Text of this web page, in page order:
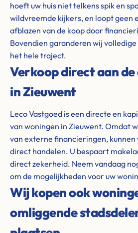
hoeft uw huis niet telkens spik en
wildvreemde kijkers, en loopt geen
afblazen van de koop door
Bovendien garanderen wij
het hele traject.
Verkoop direct aan
in Zieuwent
Leco Vastgoed is een directe en
van woningen in Zieuwent. Omdat
van externe financieringen, kunnen
direct handelen. U bespaart
direct zekerheid. Neem vandaag
om de mogelijkheden voor uw
Wij kopen ook
omliggende